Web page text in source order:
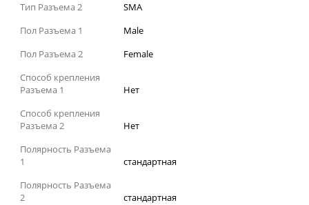
Тип Разъема 2
SMA
Пол Разъема 1
Male
Пол Разъема 2
Female
Способ крепления
Разъема 1
Нет
Способ крепления
Разъема 2
Нет
Полярность Разъема
1
стандартная
Полярность Разъема
2
стандартная